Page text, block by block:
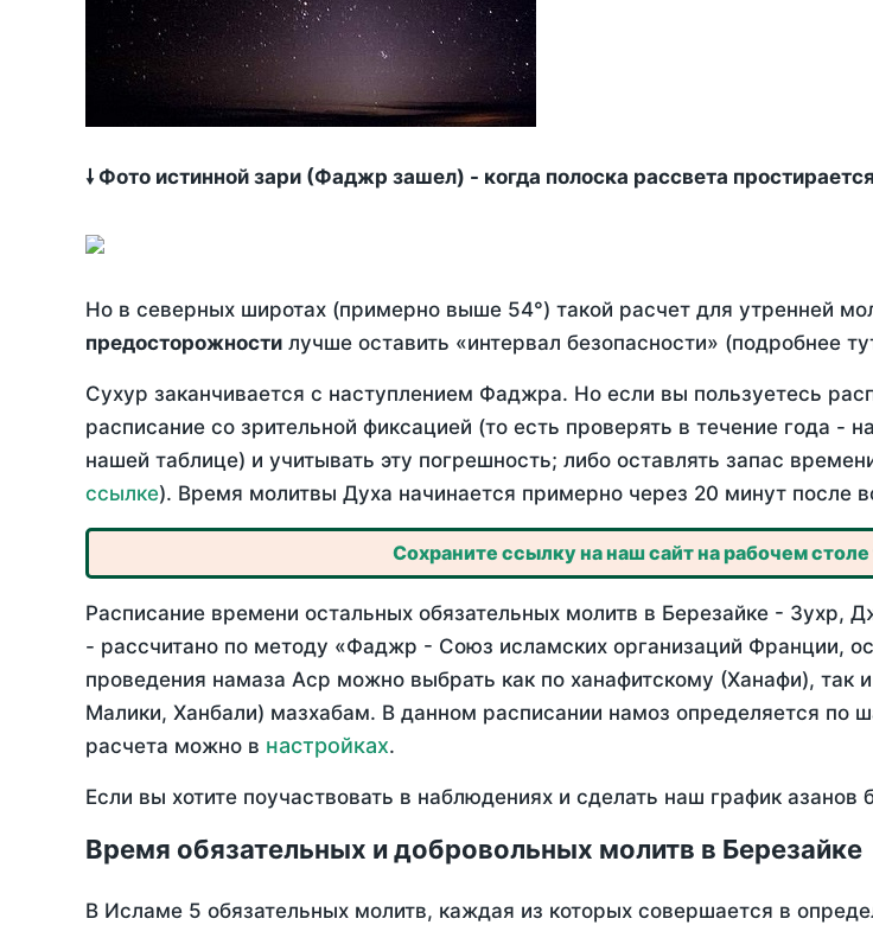
🠗 Фото истинной зари (Фаджр зашел) - когда полоска рассвета
Но в северных широтах (примерно выше 54°) такой расчет для утренней
предосторожности лучше оставить «интервал безопасности» (подробнее
Сухур заканчивается с наступлением Фаджра. Но если вы пользуетесь
расписание со зрительной фиксацией (то есть проверять в течение года -
нашей таблице) и учитывать эту погрешность; либо оставлять запас
ссылке). Время молитвы Духа начинается примерно через 20 минут после
Сохраните ссылку на наш сайт на рабочем
Расписание времени остальных обязательных молитв в Березайке -
- рассчитано по методу «Фаджр - Союз исламских организаций Франции,
проведения намаза Аср можно выбрать как по ханафитскому (Ханафи),
Малики, Ханбали) мазхабам. В данном расписании намоз определяется по
расчета можно в настройках.
Если вы хотите поучаствовать в наблюдениях и сделать наш график
Время обязательных и добровольных молитв в Березайке
В Исламе 5 обязательных молитв, каждая из которых совершается в